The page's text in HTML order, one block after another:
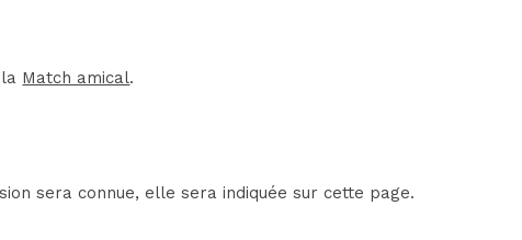
Match amical.
sera connue, elle sera indiquée sur cette page.